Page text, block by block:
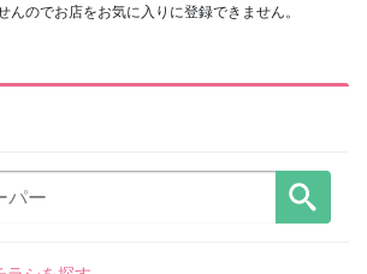
のでお店をお気に入りに登録できません。